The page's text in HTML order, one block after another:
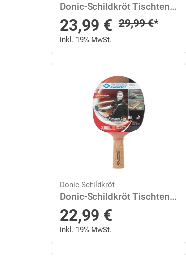
Donic-Schildkröt Tischtennis Netzgarnitur Flexnet
Sonderpreis
23,99 € Regulärer Preis
29,99€*
inkl. 19% MwSt.
Donic-Schildkröt
Donic-Schildkröt Tischtennisschläger Persson 600 - in Rot
22,99 €
inkl. 19% MwSt.